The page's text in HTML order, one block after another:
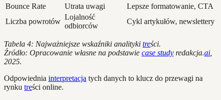
Bounce Rate
Utrata uwagi
Lepsze formatowanie, CTA
Liczba powrotów
Lojalność
odbiorców
Cykl artykułów, newslettery
Tabela 4: Najważniejsze wskaźniki analityki treści.
Źródło: Opracowanie własne na podstawie case study redakcja.ai
2025.
Odpowiednia interpretacja tych danych to klucz do przewagi na
rynku treści online.